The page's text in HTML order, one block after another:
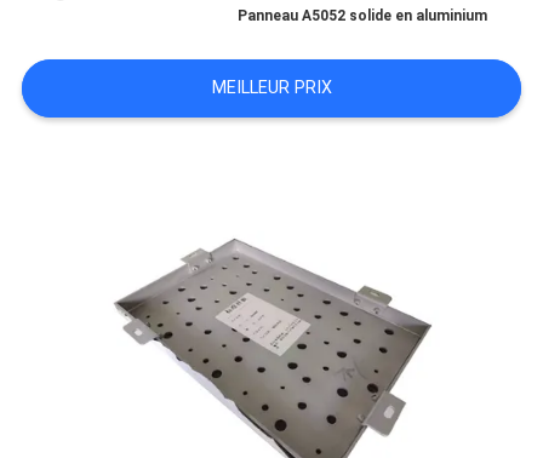
NOUS
Panneau A5052 solide en aluminium
MEILLEUR PRIX